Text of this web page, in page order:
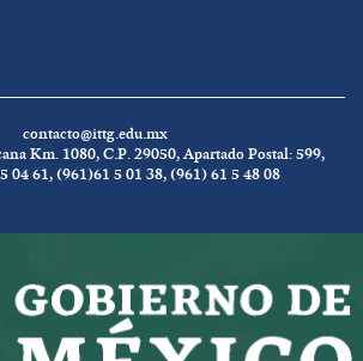
contacto@ittg.edu.mx
Km. 1080, C.P. 29050, Apartado Postal: 599,
04 61, (961)61 5 01 38, (961) 61 5 48 08